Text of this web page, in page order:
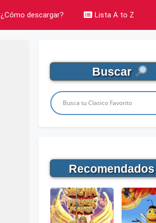
¿Cómo descargar? Lista A to Z
Buscar
Recomendados